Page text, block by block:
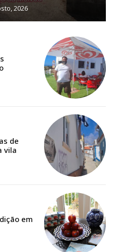
e ajude-nos a manter este serviço
os conteúdos exclusivos e versões
2026
de
vila
em